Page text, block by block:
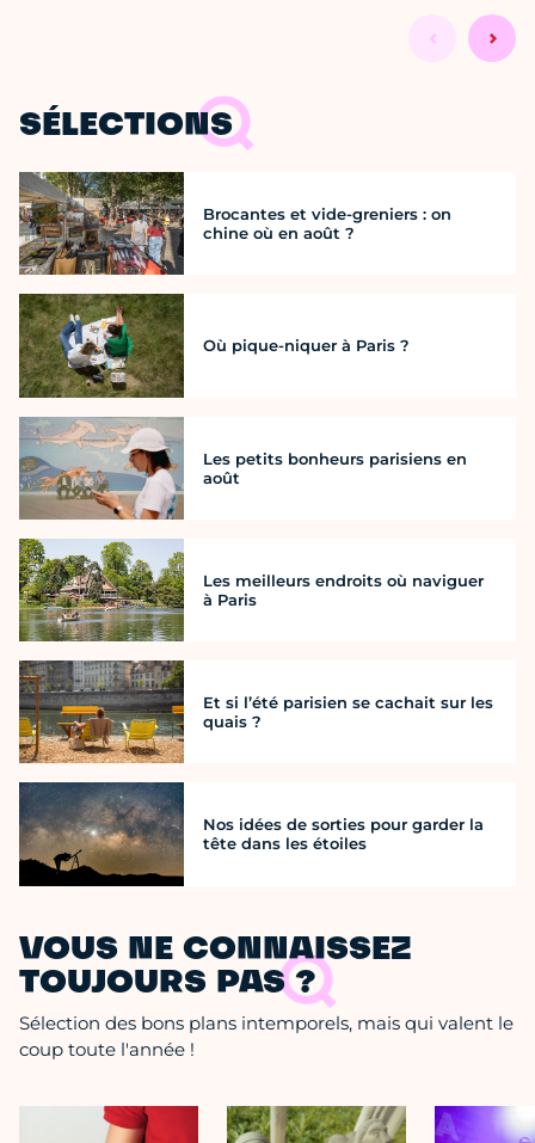
SÉLECTIONS
Brocantes et vide-greniers : on
chine où en août ?
Où pique-niquer à Paris ?
Les petits bonheurs parisiens en
août
Les meilleurs endroits où naviguer
à Paris
Et si l’été parisien se cachait sur les
quais ?
Nos idées de sorties pour garder la
tête dans les étoiles
VOUS NE CONNAISSEZ
TOUJOURS PAS ?
Sélection des bons plans intemporels, mais qui valent le
coup toute l'année !